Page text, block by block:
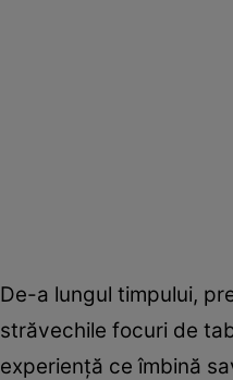
De-a lungul timpului,
străvechile focuri de
experiență ce îmbină